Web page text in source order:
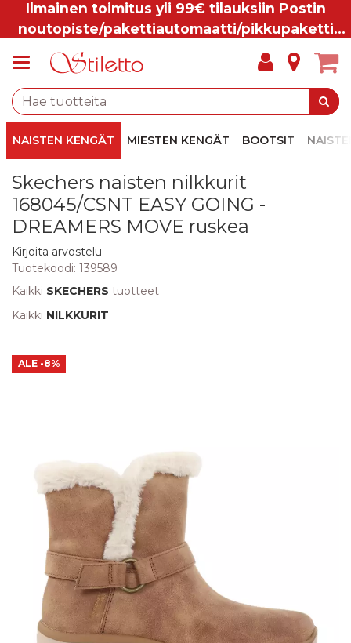
Ilmainen toimitus yli 99€ tilauksiin Postin
noutopiste/pakettiautomaatti/pikkupaketti
NAISTEN KENGÄT MIESTEN KENGÄT BOOTSIT
Skechers naisten nilkkurit
168045/CSNT EASY GOING -
DREAMERS MOVE ruskea
Kirjoita arvostelu
Tuotekoodi: 139589
Kaikki SKECHERS tuotteet
Kaikki NILKKURIT
ALE -8%